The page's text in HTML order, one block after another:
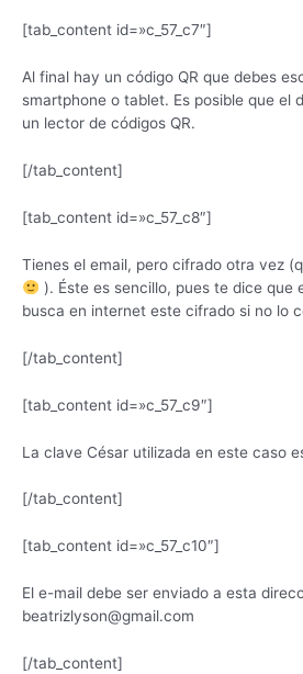
[tab_content id=»c_57_c7″]
Al final hay un código QR que debes
smartphone o tablet. Es posible que el
un lector de códigos QR.
[/tab_content]
[tab_content id=»c_57_c8″]
Tienes el email, pero cifrado otra vez
). Éste es sencillo, pues te dice que
busca en internet este cifrado si no lo
[/tab_content]
[tab_content id=»c_57_c9″]
La clave César utilizada en este caso
[/tab_content]
[tab_content id=»c_57_c10″]
El e-mail debe ser enviado a esta
beatrizlyson@gmail.com
[/tab_content]